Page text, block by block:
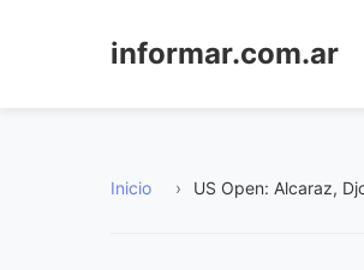
informar.com.ar
Inicio › US Open: Alcaraz,